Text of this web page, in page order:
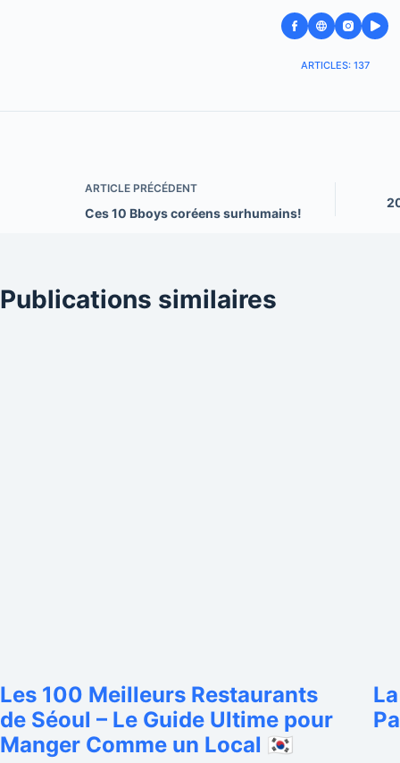
ARTICLES: 137
ARTICLE PRÉCÉDENT
Ces 10 Bboys coréens surhumains!
Publications similaires
Les 100 Meilleurs Restaurants
de Séoul – Le Guide Ultime pour
Manger Comme un Local 🇰🇷